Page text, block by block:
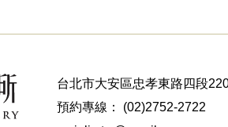
台北市大安區忠孝東路四段
預約專線：
(02)2752-2722